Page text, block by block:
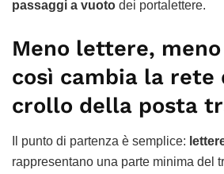
passaggi a vuoto dei portalettere.
Meno lettere,
così cambia la rete
crollo della posta
Il punto di partenza è semplice:
rappresentano una parte minima del